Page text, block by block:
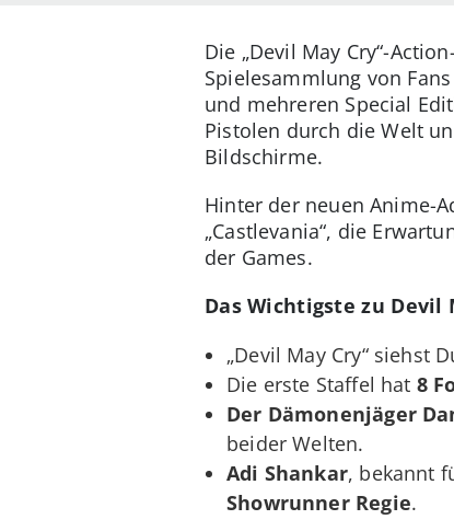
Die „Devil May Cry“-
Spielesammlung von
und mehreren Special
Pistolen durch die Welt
Bildschirme.
Hinter der neuen Anime-
„Castlevania“, die
der Games.
Das Wichtigste zu Devil
„Devil May Cry“ siehst
Die erste Staffel hat 8
Der Dämonenjäger
beider Welten.
Adi Shankar, bekannt
Showrunner Regie.